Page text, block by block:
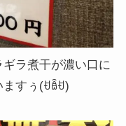
ラ煮干が濃い口に
すぅ(ꀀꎁꀀ)